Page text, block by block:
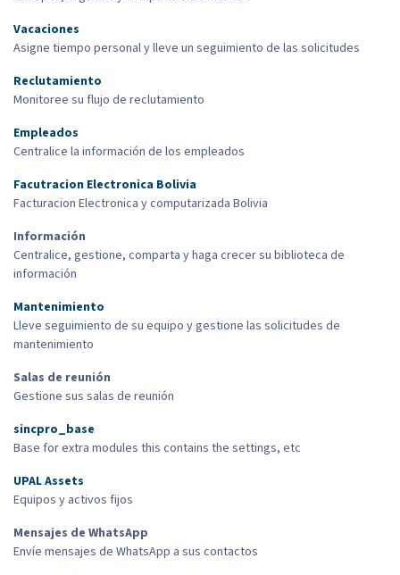
Vacaciones
Asigne tiempo personal y lleve un seguimiento de las solicitudes
Reclutamiento
Monitoree su flujo de reclutamiento
Empleados
Centralice la información de los empleados
Facutracion Electronica Bolivia
Facturacion Electronica y computarizada Bolivia
Información
Centralice, gestione, comparta y haga crecer su biblioteca de
información
Mantenimiento
Lleve seguimiento de su equipo y gestione las solicitudes de
mantenimiento
Salas de reunión
Gestione sus salas de reunión
sincpro_base
Base for extra modules this contains the settings, etc
UPAL Assets
Equipos y activos fijos
Mensajes de WhatsApp
Envíe mensajes de WhatsApp a sus contactos